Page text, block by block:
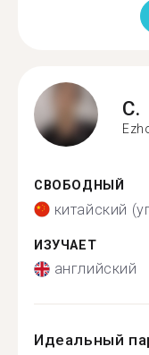
C.
СВОБОДНЫЙ
китайский
ИЗУЧАЕТ
английский
Идеальный